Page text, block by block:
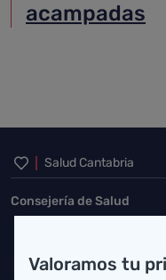
acampadas
Inicio del pie
Salud Cantabria
Consejería de Salud
Valoramos tu